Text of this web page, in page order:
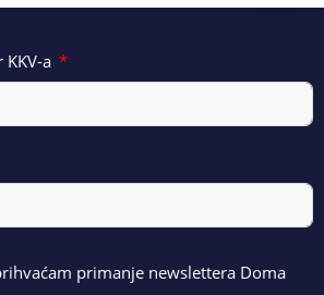
a
primanje newslettera Doma